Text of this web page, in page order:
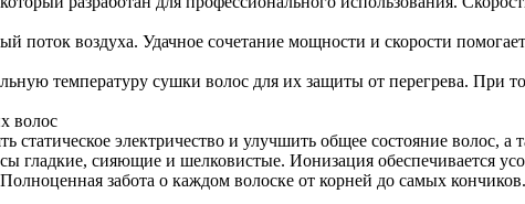
воздуха. Удачное сочетание мощности и скорости
температуру сушки волос для их защиты от перегрева. При
волос
статическое электричество и улучшить общее состояние волос,
гладкие, сияющие и шелковистые. Ионизация обеспечивается
забота о каждом волоске от корней до самых кончиков.